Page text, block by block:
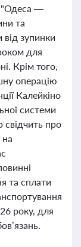
"Одеса —
та
зупинки
для
Крім того,
операцію
Калейкіно
системи
свідчить про
на
та сплати
року, для